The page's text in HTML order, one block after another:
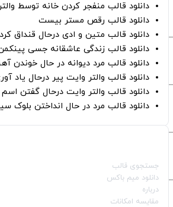
دانلود قالب منفجر کردن خانه توسط
دانلود قالب رقص مستر بیست
دانلود قالب متین و ادی درحال قنداق
دانلود قالب زندگی عاشقانه جسی
دانلود قالب مرد دیوانه در حال خوندن
دانلود قالب والتر وایت پیر درحال یاد
دانلود قالب والتر وایت درحال گفتن
دانلود قالب مرد در حال انداختن بلوک
جستجوی قالب
دانلود میم باکس
درباره
مقایسه امکانات